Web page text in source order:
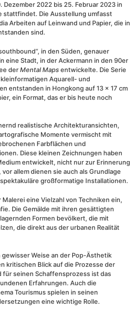
Dezember 2022 bis 25. Februar 2023 in
stattfindet. Die Ausstellung umfasst
Arbeiten auf Leinwand und Papier, die in
sind.
in den Süden, genauer
eine Stadt, in der Ackermann in den 90er
derMental Mapsentwickelte. Die Serie
Aquarell- und
entstanden in Hongkong auf 13 x 17 cm
ein Format, das er bis heute noch
realistische Architekturansichten,
Momente vermischt mit
Farbflächen und
Diese kleinen Zeichnungen haben
entwickelt, nicht nur zur Erinnerung
allem dienen sie auch als Grundlage
großformatige Installationen.
eine Vielzahl von Techniken ein,
Die Gemälde mit ihren gesättigten
Formen bevölkert, die mit
die direkt aus der urbanen Realität
Weise an der Pop-Ästhetik
kritischen Blick auf die Prozesse der
seinen Schaffensprozess ist das
Erfahrungen. Auch die
Tourismus spielen in seinen
eine wichtige Rolle.